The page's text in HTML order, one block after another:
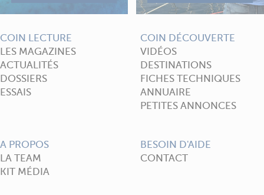
COIN LECTURE
LES MAGAZINES
ACTUALITÉS
DOSSIERS
ESSAIS
COIN DÉCOUVERTE
VIDÉOS
DESTINATIONS
FICHES TECHNIQUES
ANNUAIRE
PETITES ANNONCES
A PROPOS
LA TEAM
KIT MÉDIA
BESOIN D'AIDE
CONTACT